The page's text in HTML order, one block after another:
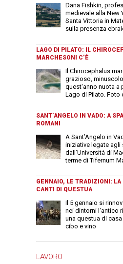
Dana Fishkin,
medievale alla New
Santa Vittoria in
sulla presenza
LAGO DI PILATO: IL
MARCHESONI C’È
Il Chirocephalus
grazioso,
quest'anno nuota a
Lago di Pilato. Foto
SANT’ANGELO IN VADO: A
ROMANI
A Sant’Angelo in
iniziative legate
dall’Università di
terme di Tifernum
GENNAIO, LE TRADIZIONI: LA
CANTI DI QUESTUA
Il 5 gennaio si
nei dintorni l'antico
una questua di
cibo e vino
LAVORO